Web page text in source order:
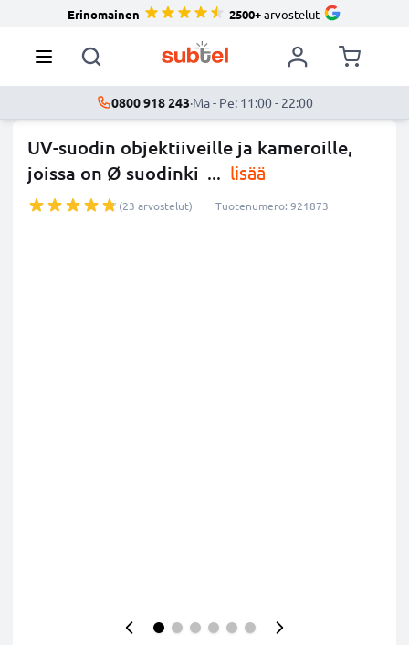
Erinomainen 2500+arvostelut
0800 918 243·Ma - Pe: 11:00 - 22:00
UV-suodin objektiiveille ja kameroille,
joissa on Ø suodinki ... lisää
(23 arvostelut) Tuotenumero: 921873